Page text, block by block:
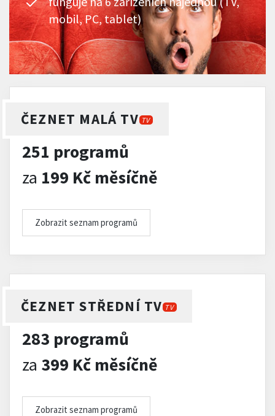
mobil, PC, tablet)
ČEZNET MALÁ TV TV
251 programů
za 199 Kč měsíčně
Zobrazit seznam programů
ČEZNET STŘEDNÍ TV TV
283 programů
za 399 Kč měsíčně
Zobrazit seznam programů